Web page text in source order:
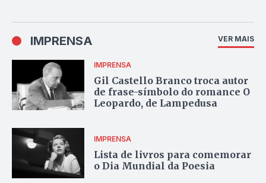
IMPRENSA VER MAIS
IMPRENSA
Gil Castello Branco troca autor
de frase-símbolo do romance O
Leopardo, de Lampedusa
IMPRENSA
Lista de livros para comemorar
o Dia Mundial da Poesia